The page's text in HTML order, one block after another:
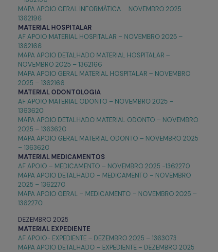
MAPA APOIO GERAL INFORMÁTICA – NOVEMBRO 2025 –
1362196
MATERIAL HOSPITALAR
AF APOIO MATERIAL HOSPITALAR – NOVEMBRO 2025 –
1362166
MAPA APOIO DETALHADO MATERIAL HOSPITALAR –
NOVEMBRO 2025 – 1362166
MAPA APOIO GERAL MATERIAL HOSPITALAR – NOVEMBRO
2025 – 1362166
MATERIAL ODONTOLOGIA
AF APOIO MATERIAL ODONTO – NOVEMBRO 2025 –
1363620
MAPA APOIO DETALHADO MATERIAL ODONTO – NOVEMBRO
2025 – 1363620
MAPA APOIO GERAL MATERIAL ODONTO – NOVEMBRO 2025
– 1363620
MATERIAL MEDICAMENTOS
AF APOIO – MEDICAMENTO – NOVEMBRO 2025 -1362270
MAPA APOIO DETALHADO – MEDICAMENTO – NOVEMBRO
2025 – 1362270
MAPA APOIO GERAL – MEDICAMENTO – NOVEMBRO 2025 –
1362270
DEZEMBRO 2025
MATERIAL EXPEDIENTE
AF APOIO- EXPEDIENTE – DEZEMBRO 2025 – 1363073
MAPA APOIO DETALHADO – EXPEDIENTE – DEZEMBRO 2025